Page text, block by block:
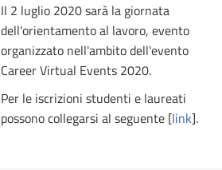
Il 2 luglio 2020 sarà la giornata
dell'orientamento al lavoro, evento
organizzato nell'ambito dell'evento
Career Virtual Events 2020.
Per le iscrizioni studenti e laureati
possono collegarsi al seguente [link].